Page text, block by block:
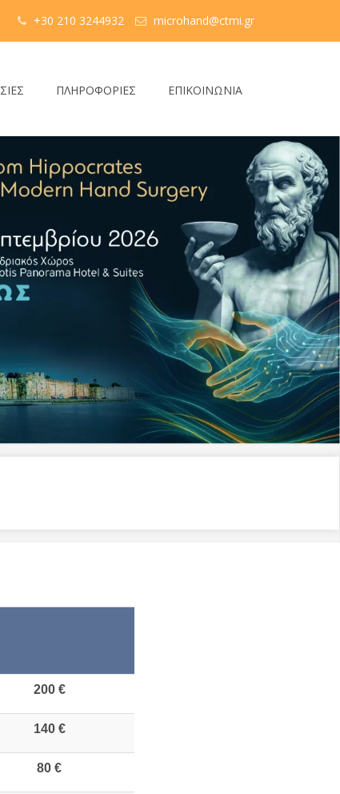
+30 210 3244932 microhand@ctmi.gr
ΠΛΗΡΟΦΟΡΙΕΣ ΕΠΙΚΟΙΝΩΝΙΑ
200 €
140 €
80 €